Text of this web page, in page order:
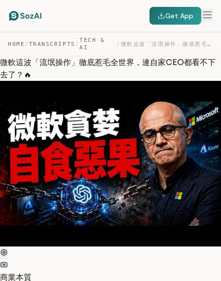
Get App
HOME / TRANSCRIPTS /
TECH &
AI
/ 微軟這波「流氓操作」徹底惹毛全世界，連自家CEO都看不下去了？🔥 — TRANSCRIPT
微軟這波「流氓操作」徹底惹毛全世界，連自家CEO都看不下
去了？🔥
商業本質